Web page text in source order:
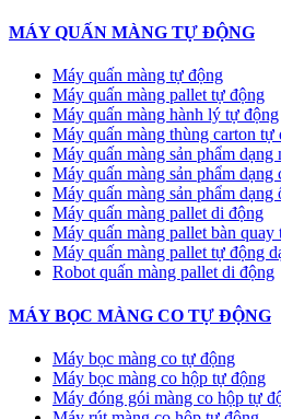
MÁY QUẤN MÀNG TỰ ĐỘNG
Máy quấn màng tự động
​Máy quấn màng pallet tự động
Máy quấn màng hành lý tự động
Máy quấn màng thùng carton tự
Máy quấn màng sản phẩm dạng
Máy quấn màng sản phẩm dạng
Máy quấn màng sản phẩm dạng
Máy quấn màng pallet di động
Máy quấn màng pallet bàn quay
Máy quấn màng pallet tự động
Robot quấn màng pallet di động
MÁY BỌC MÀNG CO TỰ ĐỘNG
Máy bọc màng co tự động
Máy bọc màng co hộp tự động
Máy đóng gói màng co hộp tự